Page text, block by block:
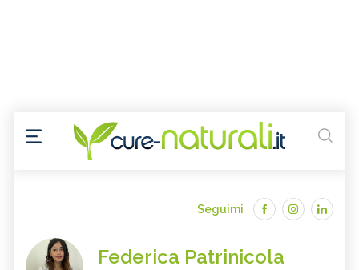
Seguimi
Federica Patrinicola